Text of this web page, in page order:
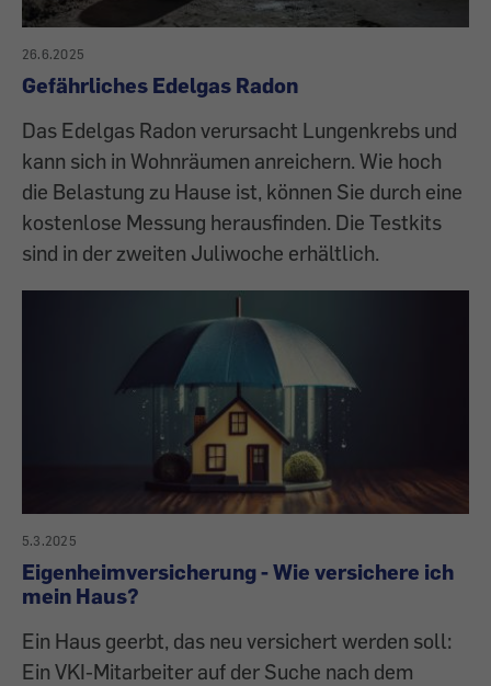
26.6.2025
Gefährliches Edelgas Radon
Das Edelgas Radon verursacht Lungenkrebs und
kann sich in Wohnräumen anreichern. Wie hoch
die Belastung zu Hause ist, können Sie durch eine
kostenlose Messung herausfinden. Die Testkits
sind in der zweiten Juliwoche erhältlich.
5.3.2025
Eigenheimversicherung - Wie versichere ich
mein Haus?
Ein Haus geerbt, das neu versichert werden soll:
Ein VKI-Mitarbeiter auf der Suche nach dem